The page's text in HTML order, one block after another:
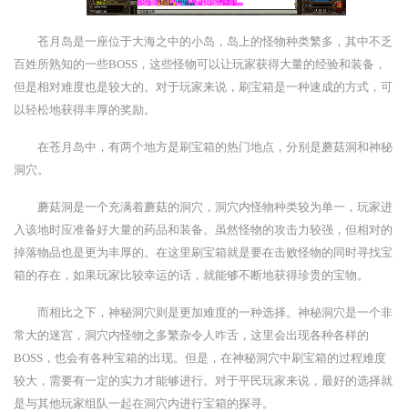
苍月岛是一座位于大海之中的小岛，岛上的怪物种类繁多，其中不乏
百姓所熟知的一些BOSS，这些怪物可以让玩家获得大量的经验和装备，
但是相对难度也是较大的。对于玩家来说，刷宝箱是一种速成的方式，可
以轻松地获得丰厚的奖励。
在苍月岛中，有两个地方是刷宝箱的热门地点，分别是蘑菇洞和神秘
洞穴。
蘑菇洞是一个充满着蘑菇的洞穴，洞穴内怪物种类较为单一，玩家进
入该地时应准备好大量的药品和装备。虽然怪物的攻击力较强，但相对的
掉落物品也是更为丰厚的。在这里刷宝箱就是要在击败怪物的同时寻找宝
箱的存在，如果玩家比较幸运的话，就能够不断地获得珍贵的宝物。
而相比之下，神秘洞穴则是更加难度的一种选择。神秘洞穴是一个非
常大的迷宫，洞穴内怪物之多繁杂令人咋舌，这里会出现各种各样的
BOSS，也会有各种宝箱的出现。但是，在神秘洞穴中刷宝箱的过程难度
较大，需要有一定的实力才能够进行。对于平民玩家来说，最好的选择就
是与其他玩家组队一起在洞穴内进行宝箱的探寻。